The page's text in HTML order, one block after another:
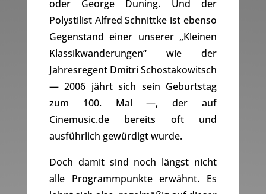
oder George Duning. Und der
Polystilist Alfred Schnittke ist ebenso
Gegenstand einer unserer „Kleinen
Klassikwanderungen“ wie der
Jahresregent Dmitri Schostakowitsch
— 2006 jährt sich sein Geburtstag
zum 100. Mal —, der auf
Cinemusic.de bereits oft und
ausführlich gewürdigt wurde.
Doch damit sind noch längst nicht
alle Programmpunkte erwähnt. Es